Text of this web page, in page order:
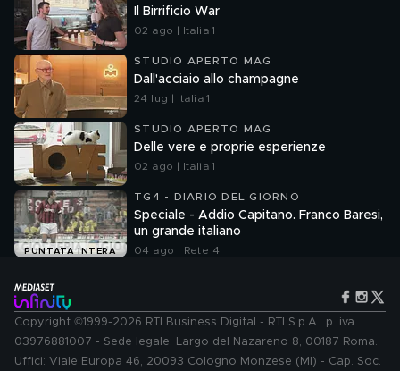
Il Birrificio War
02 ago | Italia 1
STUDIO APERTO MAG
Dall'acciaio allo champagne
24 lug | Italia 1
STUDIO APERTO MAG
Delle vere e proprie esperienze
02 ago | Italia 1
PUNTATA INTERA
TG4 - DIARIO DEL GIORNO
Speciale - Addio Capitano. Franco Baresi,
un grande italiano
04 ago | Rete 4
Copyright ©1999-2026 RTI Business Digital - RTI S.p.A.: p. iva
03976881007 - Sede legale: Largo del Nazareno 8, 00187 Roma.
Uffici: Viale Europa 46, 20093 Cologno Monzese (MI) - Cap. Soc.